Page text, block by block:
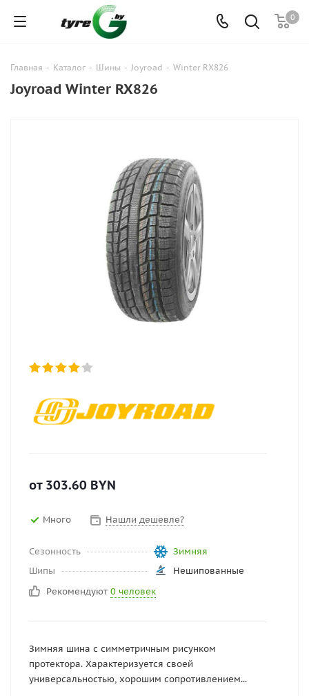
0
Главная - Каталог - Шины - Joyroad - Winter RX826
Joyroad Winter RX826
от 303.60 BYN
Много Нашли дешевле?
Сезонность
Зимняя
Шипы
Нешипованные
Рекомендуют 0 человек
Зимняя шина с симметричным рисунком
протектора. Характеризуется своей
универсальностью, хорошим сопротивлением...